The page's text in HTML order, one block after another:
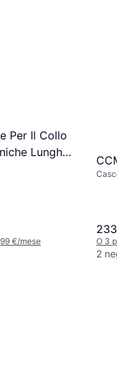
Per Il Collo
Lunghe
€/mese O 3
2